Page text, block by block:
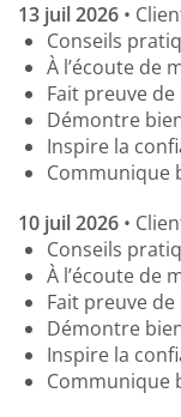
13 juil 2026 •
Conseils
À l’écoute de
Fait preuve
Démontre
Inspire la
Communique
10 juil 2026 •
Conseils
À l’écoute de
Fait preuve
Démontre
Inspire la
Communique